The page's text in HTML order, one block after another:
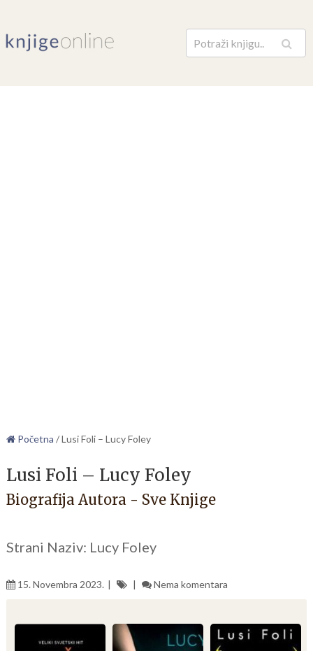
Pretraga
Početna /Lusi Foli – Lucy Foley
Lusi Foli – Lucy Foley
Biografija Autora - Sve Knjige
Strani Naziv: Lucy Foley
15. Novembra 2023. Nema komentara